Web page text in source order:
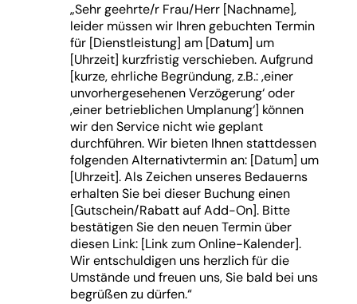
„Sehr geehrte/r Frau/Herr [Nachname],
leider müssen wir Ihren gebuchten Termin
für [Dienstleistung] am [Datum] um
[Uhrzeit] kurzfristig verschieben. Aufgrund
[kurze, ehrliche Begründung, z.B.: ‚einer
unvorhergesehenen Verzögerung‘ oder
‚einer betrieblichen Umplanung‘] können
wir den Service nicht wie geplant
durchführen. Wir bieten Ihnen stattdessen
folgenden Alternativtermin an: [Datum] um
[Uhrzeit]. Als Zeichen unseres Bedauerns
erhalten Sie bei dieser Buchung einen
[Gutschein/Rabatt auf Add-On]. Bitte
bestätigen Sie den neuen Termin über
diesen Link: [Link zum Online-Kalender].
Wir entschuldigen uns herzlich für die
Umstände und freuen uns, Sie bald bei uns
begrüßen zu dürfen.“